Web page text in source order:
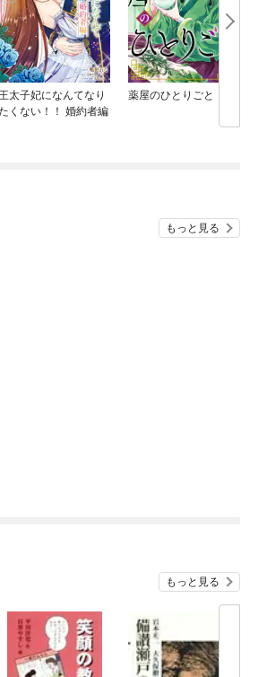
王太子妃になんてなり
くない！！ 婚約者編
薬屋のひとりごと
もっと見る
もっと見る